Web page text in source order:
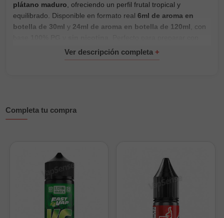
plátano maduro, ofreciendo un perfil frutal tropical y
equilibrado. Disponible en formato real6ml de aroma en
botella de 30ml y 24ml de aroma en botella de 120ml , con
bases para e-liquid y nicokits dentro de la gama
Formatos: 6ml en botella de 30ml; 24ml en botella de
120ml
Envase PET seguro con tapón a prueba de niños
¿Cómo preparar tu Longfill?
Diluye el aroma en tu base PG/VG preferida y añade nicokits
para graduar la nicotina. Se recomienda una
maceración de
Completa tu compra